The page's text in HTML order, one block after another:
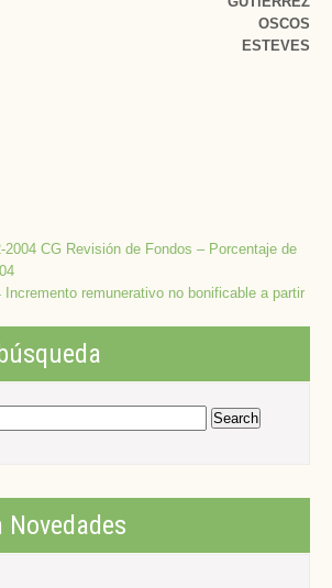
OSCOS
ESTEVES
2004 CG Revisión de Fondos – Porcentaje de
Incremento remunerativo no bonificable a partir